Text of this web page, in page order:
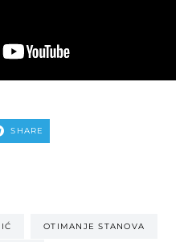
SHARE
OTIMANJE STANOVA